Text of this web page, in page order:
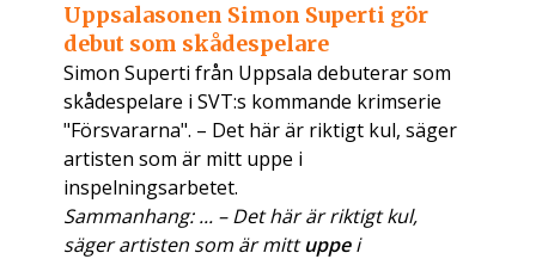
Uppsalasonen Simon Superti gör
debut som skådespelare
Simon Superti från Uppsala debuterar som
skådespelare i SVT:s kommande krimserie
"Försvararna". – Det här är riktigt kul, säger
artisten som är mitt uppe i
inspelningsarbetet.
Sammanhang: ... – Det här är riktigt kul,
säger artisten som är mittuppei